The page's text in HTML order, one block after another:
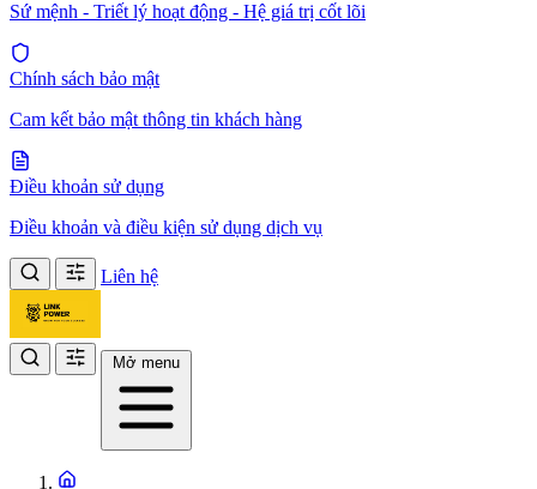
Sứ mệnh - Triết lý hoạt động - Hệ giá trị cốt lõi
Chính sách bảo mật
Cam kết bảo mật thông tin khách hàng
Điều khoản sử dụng
Điều khoản và điều kiện sử dụng dịch vụ
Liên hệ
Mở menu